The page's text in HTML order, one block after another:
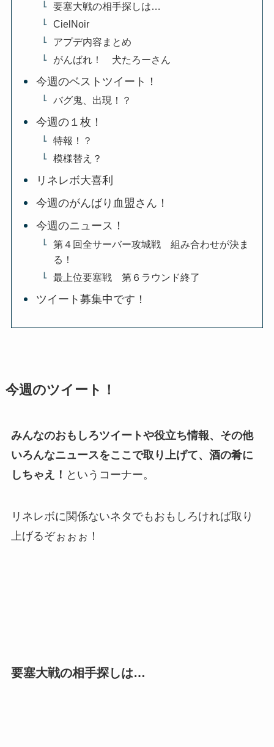
要塞大戦の相手探しは…
CielNoir
アプデ内容まとめ
がんばれ！ 犬たろーさん
今週のベストツイート！
バグ鬼、出現！？
今週の１枚！
特報！？
模様替え？
リネレボ大喜利
今週のがんばり血盟さん！
今週のニュース！
第４回全サーバー攻城戦 組み合わせが決ま
る！
最上位要塞戦 第６ラウンド終了
ツイート募集中です！
今週のツイート！
みんなのおもしろツイートや役立ち情報、その他
いろんなニュースをここで取り上げて、酒の肴に
しちゃえ！ というコーナー。
リネレボに関係ないネタでもおもしろければ取り
上げるぞぉぉぉ！
要塞大戦の相手探しは…